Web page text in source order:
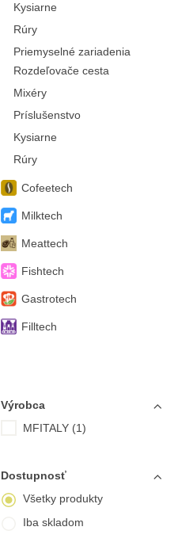
Kysiarne
Rúry
Priemyselné zariadenia
Rozdeľovače cesta
Mixéry
Príslušenstvo
Kysiarne
Rúry
Cofeetech
Milktech
Meattech
Fishtech
Gastrotech
Filltech
Výrobca
MFITALY (1)
Dostupnosť
Všetky produkty
Iba skladom